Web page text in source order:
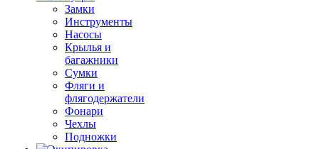
Замки
Инструменты
Насосы
Крылья и
багажники
Сумки
Фляги и
флягодержатели
Фонари
Чехлы
Подножки